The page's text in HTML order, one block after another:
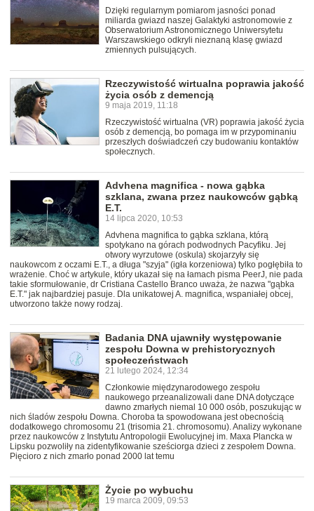
Dzięki regularnym pomiarom jasności ponad
miliarda gwiazd naszej Galaktyki astronomowie z
Obserwatorium Astronomicznego Uniwersytetu
Warszawskiego odkryli nieznaną klasę gwiazd
zmiennych pulsujących.
Rzeczywistość wirtualna poprawia jakość
życia osób z demencją
9 maja 2019, 11:18
Rzeczywistość wirtualna (VR) poprawia jakość życia
osób z demencją, bo pomaga im w przypominaniu
przeszłych doświadczeń czy budowaniu kontaktów
społecznych.
Advhena magnifica - nowa gąbka
szklana, zwana przez naukowców gąbką
E.T.
14 lipca 2020, 10:53
Advhena magnifica to gąbka szklana, którą
spotykano na górach podwodnych Pacyfiku. Jej
otwory wyrzutowe (oskula) skojarzyły się
naukowcom z oczami E.T., a długa "szyja" (igła korzeniowa) tylko pogłębiła to
wrażenie. Choć w artykule, który ukazał się na łamach pisma PeerJ, nie pada
takie sformułowanie, dr Cristiana Castello Branco uważa, że nazwa "gąbka
E.T." jak najbardziej pasuje. Dla unikatowej A. magnifica, wspaniałej obcej,
utworzono także nowy rodzaj.
Badania DNA ujawniły występowanie
zespołu Downa w prehistorycznych
społeczeństwach
21 lutego 2024, 12:34
Członkowie międzynarodowego zespołu
naukowego przeanalizowali dane DNA dotyczące
dawno zmarłych niemal 10 000 osób, poszukując w
nich śladów zespołu Downa. Choroba ta spowodowana jest obecnością
dodatkowego chromosomu 21 (trisomia 21. chromosomu). Analizy wykonane
przez naukowców z Instytutu Antropologii Ewolucyjnej im. Maxa Plancka w
Lipsku pozwoliły na zidentyfikowanie sześciorga dzieci z zespołem Downa.
Pięcioro z nich zmarło ponad 2000 lat temu
Życie po wybuchu
19 marca 2009, 09:53